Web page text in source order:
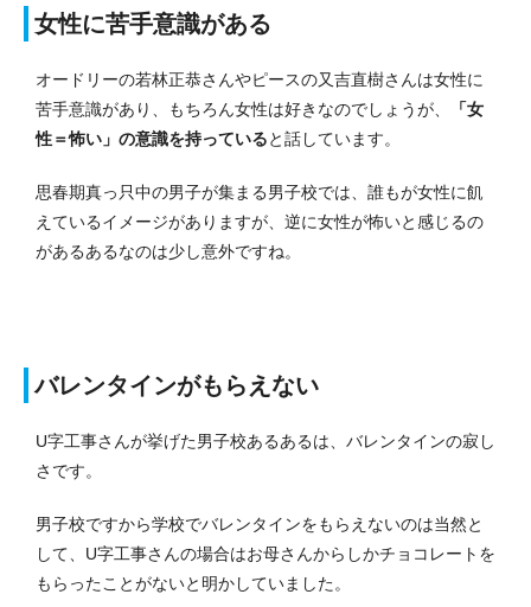
女性に苦手意識がある
オードリーの若林正恭さんやピースの又吉直樹さんは女性に
苦手意識があり、もちろん女性は好きなのでしょうが、
「女
性＝怖い」の意識を持っていると話しています。
思春期真っ只中の男子が集まる男子校では、誰もが女性に飢
えているイメージがありますが、逆に女性が怖いと感じるの
があるあるなのは少し意外ですね。
バレンタインがもらえない
U字工事さんが挙げた男子校あるあるは、バレンタインの寂し
さです。
男子校ですから学校でバレンタインをもらえないのは当然と
して、U字工事さんの場合はお母さんからしかチョコレートを
もらったことがないと明かしていました。